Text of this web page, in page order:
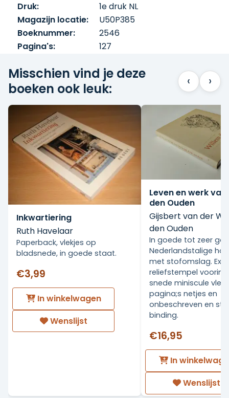
Druk:
1e druk NL
Magazijn locatie:
U50P385
Boeknummer:
2546
Pagina's:
127
Misschien vind je deze
boeken ook leuk:
‹ ›
Inkwartiering
Ruth Havelaar
Paperback, vlekjes op
bladsnede, in goede staat.
€3,99
In winkelwagen
Wenslijst
Leven en werk van
den Ouden
Gijsbert van der
den Ouden
In goede tot zeer
Nederlandstalige
met stofomslag. Ex
reliefstempel voorin.
snede miniscule
pagina;s netjes en
onbeschreven en
binding.
€16,95
In
Wenslijst